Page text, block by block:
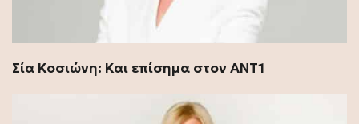
Σία Κοσιώνη: Και επίσημα στον ΑΝΤ1